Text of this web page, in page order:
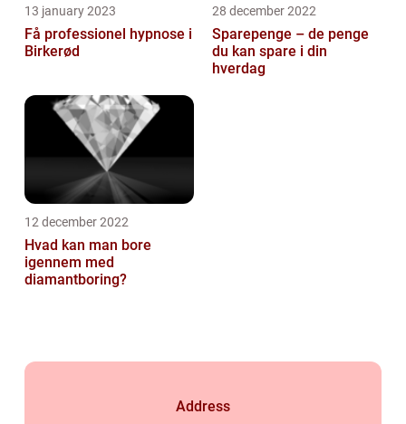
13 january 2023
Få professionel hypnose i
Birkerød
28 december 2022
Sparepenge – de penge
du kan spare i din
hverdag
12 december 2022
Hvad kan man bore
igennem med
diamantboring?
Address